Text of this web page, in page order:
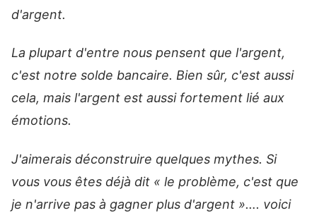
d'argent.
La plupart d'entre nous pensent que l'argent,
c'est notre solde bancaire. Bien sûr, c'est aussi
cela, mais l'argent est aussi fortement lié aux
émotions.
J'aimerais déconstruire quelques mythes. Si
vous vous êtes déjà dit « le problème, c'est que
je n'arrive pas à gagner plus d'argent »…. voici